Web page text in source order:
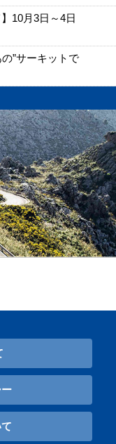
10月3日～4日
”サーキットで